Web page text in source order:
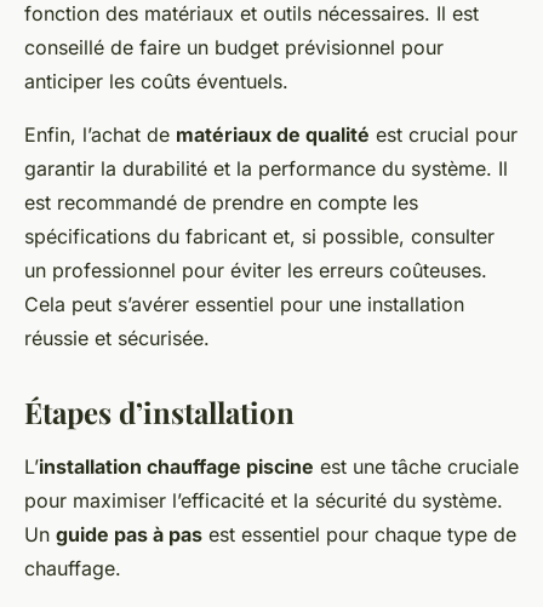
fonction des matériaux et outils nécessaires. Il est
conseillé de faire un budget prévisionnel pour
anticiper les coûts éventuels.
Enfin, l’achat de matériaux de qualité est crucial pour
garantir la durabilité et la performance du système. Il
est recommandé de prendre en compte les
spécifications du fabricant et, si possible, consulter
un professionnel pour éviter les erreurs coûteuses.
Cela peut s’avérer essentiel pour une installation
réussie et sécurisée.
Étapes d’installation
L’installation chauffage piscine est une tâche cruciale
pour maximiser l’efficacité et la sécurité du système.
Un guide pas à pas est essentiel pour chaque type de
chauffage.